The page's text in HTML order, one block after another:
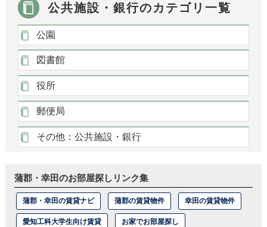
公共施設・銀行のカテゴリ一覧
公園
図書館
役所
郵便局
その他：公共施設・銀行
蒲郡・幸田のお部屋探しリンク集
蒲郡・幸田の賃貸ナビ 蒲郡の賃貸物件 幸田の賃貸物件
愛知工科大学生向け賃貸 お家でお部屋探し